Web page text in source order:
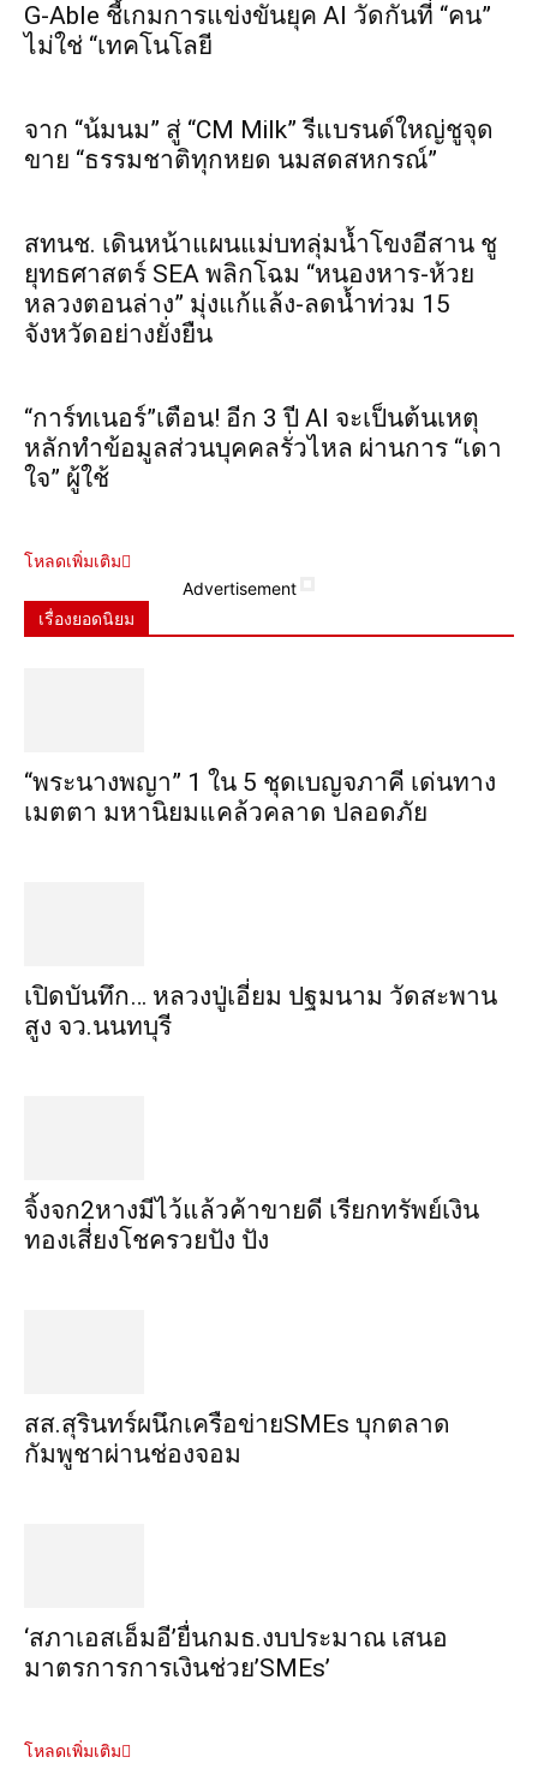
G-Able ชี้เกมการแข่งขันยุค AI วัดกันที่ “คน”
ไม่ใช่ “เทคโนโลยี
จาก “น้มนม” สู่ “CM Milk” รีแบรนด์ใหญ่ชูจุด
ขาย “ธรรมชาติทุกหยด นมสดสหกรณ์”
สทนช. เดินหน้าแผนแม่บทลุ่มน้ำโขงอีสาน ชู
ยุทธศาสตร์ SEA พลิกโฉม “หนองหาร-ห้วย
หลวงตอนล่าง” มุ่งแก้แล้ง-ลดน้ำท่วม 15
จังหวัดอย่างยั่งยืน
“การ์ทเนอร์”เตือน! อีก 3 ปี AI จะเป็นต้นเหตุ
หลักทำข้อมูลส่วนบุคคลรั่วไหล ผ่านการ “เดา
ใจ” ผู้ใช้
โหลดเพิ่มเติม
Advertisement
เรื่องยอดนิยม
“พระ​นาง​พญา” 1 ใน 5​ ชุดเบญจ​ภาคี​ เด่นทาง
เมตตา​ มหา​นิยม​แคล้วคลาด​ ปลอดภัย​
เปิดบันทึก… หลวงปู่เอี่ยม ​ปฐม​นาม​ วัดสะพาน
สูง​ จว.นนทบุรี
จิ้งจก​2​หาง​มีไว้แล้ว​ค้าขาย​ดี​ เรียก​ทรัพย์เงิน
ทอง​เสี่ยงโชค​รวยปัง​ ปัง​
สส.สุรินทร์ผนึกเครือข่ายSMEs บุกตลาด
กัมพูชาผ่านช่องจอม
‘สภาเอสเอ็มอี’ยื่นกมธ.งบประมาณ เสนอ
มาตรการการเงินช่วย’SMEs’
โหลดเพิ่มเติม